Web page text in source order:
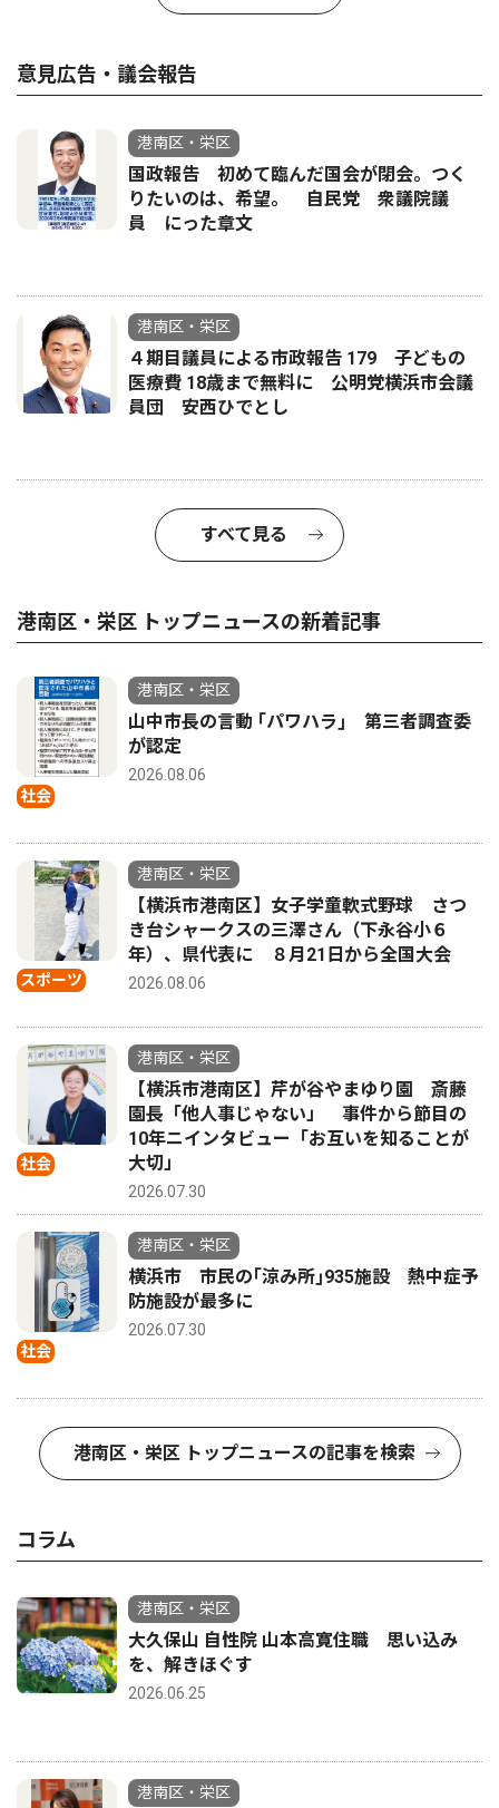
意見広告・議会報告
港南区・栄区
国政報告 初めて臨んだ国会が閉会。つく
りたいのは、希望。 自民党 衆議院議
員 にった章文
港南区・栄区
４期目議員による市政報告 179 子どもの
医療費 18歳まで無料に 公明党横浜市会議
員団 安西ひでとし
すべて見る
港南区・栄区 トップニュースの新着記事
社会
港南区・栄区
山中市長の言動 ｢パワハラ｣ 第三者調査委
が認定
2026.08.06
スポーツ
港南区・栄区
【横浜市港南区】女子学童軟式野球 さつ
き台シャークスの三澤さん（下永谷小６
年）、県代表に ８月21日から全国大会
2026.08.06
社会
港南区・栄区
【横浜市港南区】芹が谷やまゆり園 斎藤
園長「他人事じゃない」 事件から節目の
10年ニインタビュー「お互いを知ることが
大切」
2026.07.30
社会
港南区・栄区
横浜市 市民の｢涼み所｣935施設 熱中症予
防施設が最多に
2026.07.30
港南区・栄区 トップニュースの記事を検索
コラム
港南区・栄区
大久保山 自性院 山本高寛住職 思い込み
を、解きほぐす
2026.06.25
港南区・栄区